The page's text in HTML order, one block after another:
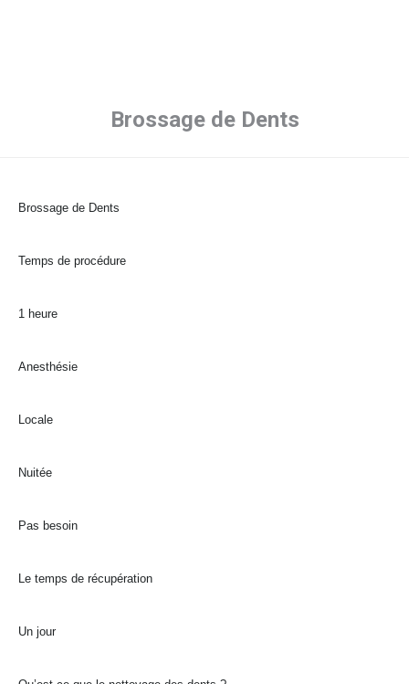
Brossage de Dents
Brossage de Dents
Temps de procédure
1 heure
Anesthésie
Locale
Nuitée
Pas besoin
Le temps de récupération
Un jour